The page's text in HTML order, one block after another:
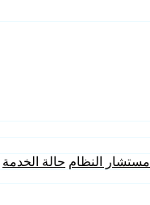
مستشار النظام حالة الخدمة